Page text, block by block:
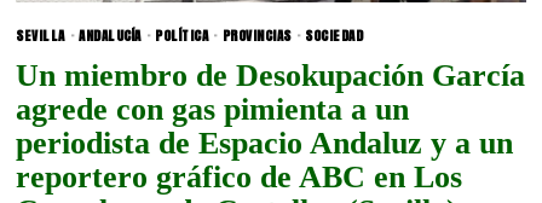
SEVILLA · ANDALUCÍA · POLÍTICA · PROVINCIAS · SOCIEDAD
Un miembro de Desokupación García
agrede con gas pimienta a un
periodista de Espacio Andaluz y a un
reportero gráfico de ABC en Los